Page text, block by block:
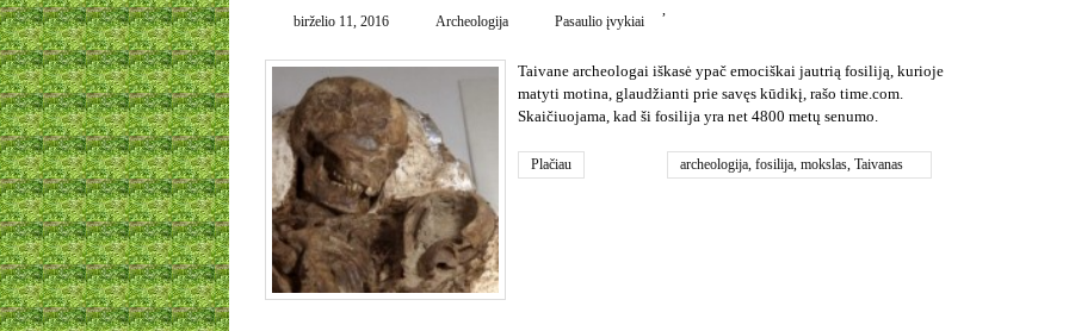
birželio 11, 2016 Archeologija
,
Pasaulio įvykiai
Taivane archeologai iškasė ypač emociškai jautrią fosiliją, kurioje
matyti motina, glaudžianti prie savęs kūdikį, rašo time.com.
Skaičiuojama, kad ši fosilija yra net 4800 metų senumo.
Plačiau archeologija, fosilija, mokslas, Taivanas